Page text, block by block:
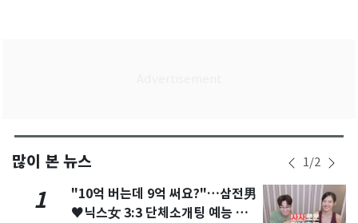
많이 본 뉴스 1/2
1
"10억 버는데 9억 써요?"…삼전男
♥닉스女 3:3 단체소개팅 예능 화